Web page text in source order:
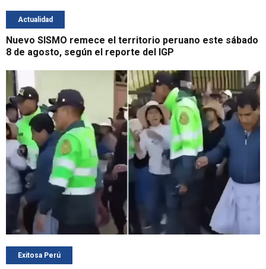
Actualidad
Nuevo SISMO remece el territorio peruano este sábado
8 de agosto, según el reporte del IGP
Exitosa Perú